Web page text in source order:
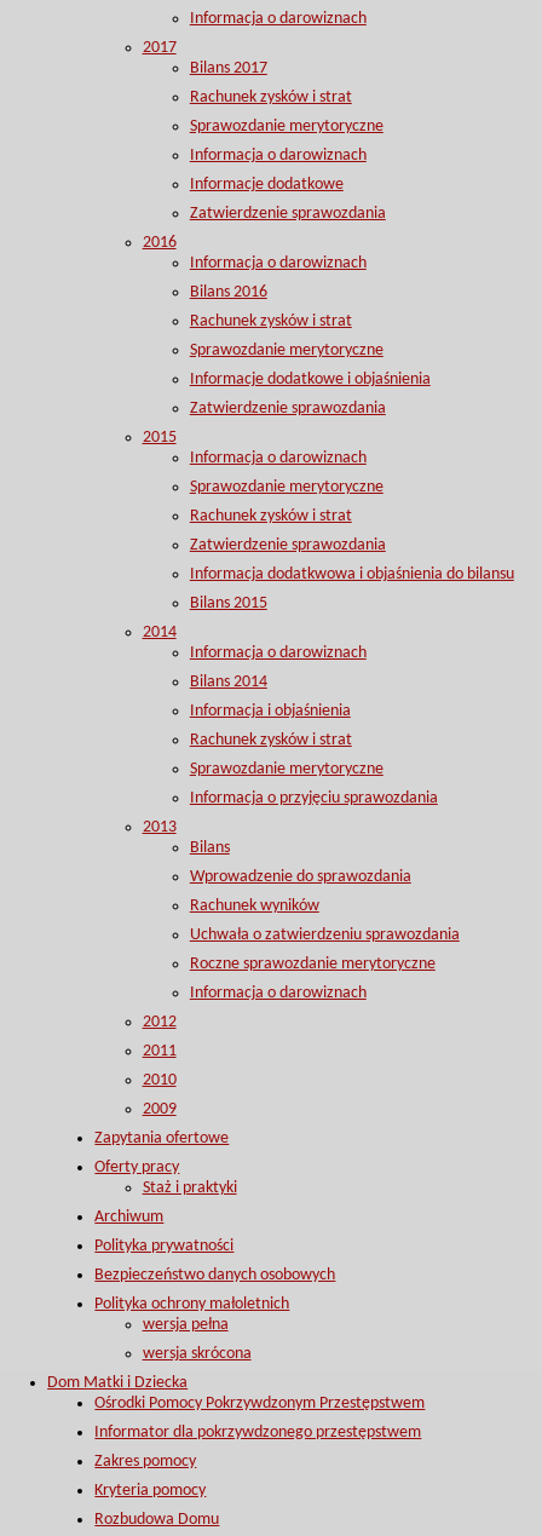
Informacja o darowiznach
2017
Bilans 2017
Rachunek zysków i strat
Sprawozdanie merytoryczne
Informacja o darowiznach
Informacje dodatkowe
Zatwierdzenie sprawozdania
2016
Informacja o darowiznach
Bilans 2016
Rachunek zysków i strat
Sprawozdanie merytoryczne
Informacje dodatkowe i objaśnienia
Zatwierdzenie sprawozdania
2015
Informacja o darowiznach
Sprawozdanie merytoryczne
Rachunek zysków i strat
Zatwierdzenie sprawozdania
Informacja dodatkwowa i objaśnienia do bilansu
Bilans 2015
2014
Informacja o darowiznach
Bilans 2014
Informacja i objaśnienia
Rachunek zysków i strat
Sprawozdanie merytoryczne
Informacja o przyjęciu sprawozdania
2013
Bilans
Wprowadzenie do sprawozdania
Rachunek wyników
Uchwała o zatwierdzeniu sprawozdania
Roczne sprawozdanie merytoryczne
Informacja o darowiznach
2012
2011
2010
2009
Zapytania ofertowe
Oferty pracy
Staż i praktyki
Archiwum
Polityka prywatności
Bezpieczeństwo danych osobowych
Polityka ochrony małoletnich
wersja pełna
wersja skrócona
Dom Matki i Dziecka
Ośrodki Pomocy Pokrzywdzonym Przestępstwem
Informator dla pokrzywdzonego przestępstwem
Zakres pomocy
Kryteria pomocy
Rozbudowa Domu